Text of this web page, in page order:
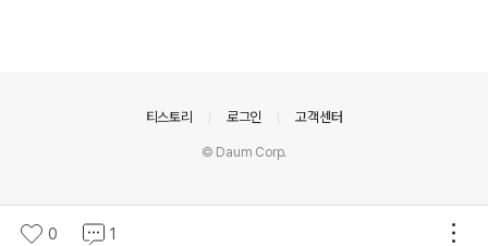
0 1
티스토리 로그인 고객센터
© Daum Corp.